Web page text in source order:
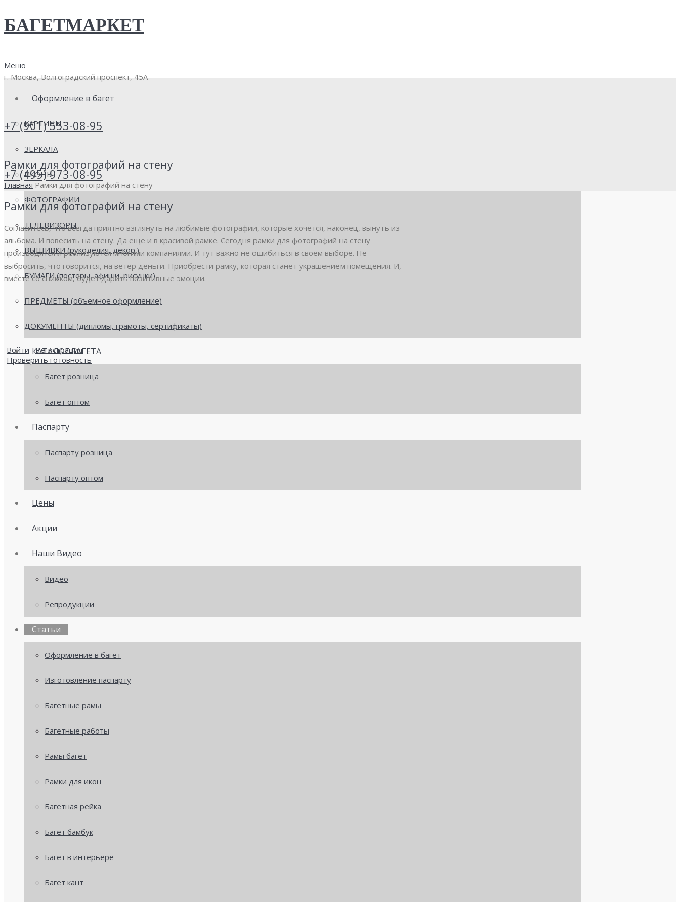
БАГЕТМАРКЕТ
г. Москва, Волгоградский проспект, 45А
+7 (901) 553-08-95
+7 (495) 973-08-95
Войти
Регистрация
Проверить готовность
Меню
Оформление в багет
КАРТИНЫ
ЗЕРКАЛА
ИКОНЫ
ФОТОГРАФИИ
ТЕЛЕВИЗОРЫ
ВЫШИВКИ (рукоделия, декор.)
БУМАГИ (постеры, афиши, рисунки)
ПРЕДМЕТЫ (объемное оформление)
ДОКУМЕНТЫ (дипломы, грамоты, сертификаты)
КАТАЛОГ БАГЕТА
Багет розница
Багет оптом
Паспарту
Паспарту розница
Паспарту оптом
Цены
Акции
Наши Видео
Видео
Репродукции
Статьи
Оформление в багет
Изготовление паспарту
Багетные рамы
Багетные работы
Рамы багет
Рамки для икон
Багетная рейка
Багет бамбук
Багет в интерьере
Багет кант
Рамки для фотографий на стену
Главная Рамки для фотографий на стену
Рамки для фотографий на стену
Согласитесь, что всегда приятно взглянуть на любимые фотографии, которые хочется, наконец, вынуть из
альбома. И повесить на стену. Да еще и в красивой рамке. Сегодня рамки для фотографий на стену
производятся и реализуются многими компаниями. И тут важно не ошибиться в своем выборе. Не
выбросить, что говорится, на ветер деньги. Приобрести рамку, которая станет украшением помещения. И,
вместе со снимком, будет дарить позитивные эмоции.